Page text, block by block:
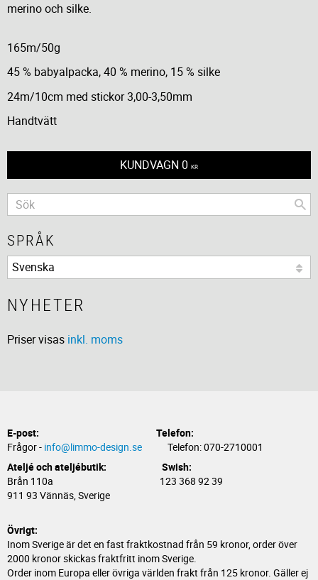
merino och silke.
165m/50g
45 % babyalpacka, 40 % merino, 15 % silke
24m/10cm med stickor 3,00-3,50mm
Handtvätt
KUNDVAGN 0 KR
SPRÅK
NYHETER
Priser visas inkl. moms
E-post:
Telefon:
Frågor - info@limmo-design.se Telefon: 070-2710001
Ateljé och ateljébutik: Swish:
Brån 110a 123 368 92 39
911 93 Vännäs, Sverige
Övrigt:
Inom Sverige är det en fast fraktkostnad från 59 kronor, order över
2000 kronor skickas fraktfritt inom Sverige.
Order inom Europa eller övriga världen frakt från 125 kronor. Gäller ej